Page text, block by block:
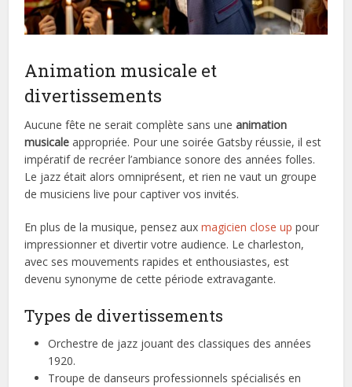
Animation musicale et
divertissements
Aucune fête ne serait complète sans uneanimation
musicale appropriée. Pour une soirée Gatsby réussie, il est
impératif de recréer l’ambiance sonore des années folles.
Le jazz était alors omniprésent, et rien ne vaut un groupe
de musiciens live pour captiver vos invités.
En plus de la musique, pensez auxmagicien close up pour
impressionner et divertir votre audience. Le charleston,
avec ses mouvements rapides et enthousiastes, est
devenu synonyme de cette période extravagante.
Types de divertissements
Orchestre de jazz jouant des classiques des années
1920.
Troupe de danseurs professionnels spécialisés en